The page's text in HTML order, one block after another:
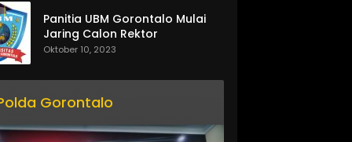
Panitia UBM Gorontalo Mulai
Jaring Calon Rektor
Oktober 10, 2023
Gorontalo